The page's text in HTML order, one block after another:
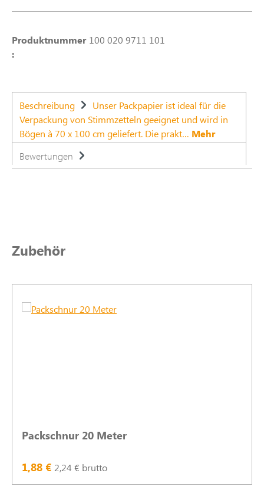
Produktnummer
:
100 020 9711 101
Beschreibung
Unser Packpapier ist ideal für die
Verpackung von Stimmzetteln geeignet und wird in
Bögen à 70 x 100 cm geliefert. Die prakt… Mehr
Bewertungen
Produktgalerie überspringen
Zubehör
Packschnur 20 Meter
1,88 € 2,24 € brutto